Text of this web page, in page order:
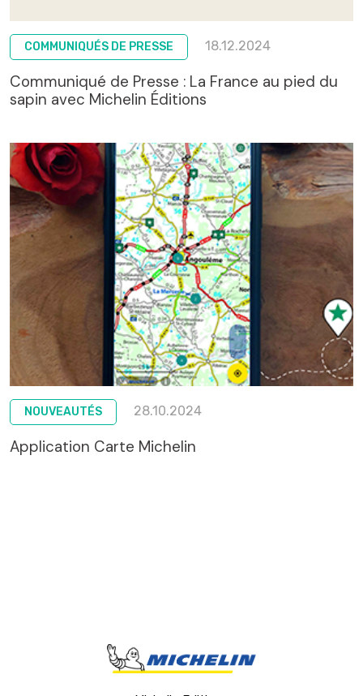
COMMUNIQUÉS DE PRESSE 18.12.2024
Communiqué de Presse : La France au pied du
sapin avec Michelin Éditions
NOUVEAUTÉS 28.10.2024
Application Carte Michelin